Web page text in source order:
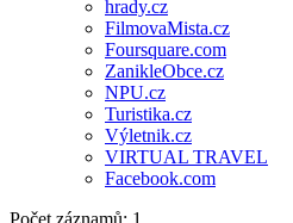
hrady.cz
FilmovaMista.cz
Foursquare.com
ZanikleObce.cz
NPU.cz
Turistika.cz
Výletnik.cz
VIRTUAL TRAVEL
Facebook.com
Počet záznamů: 1